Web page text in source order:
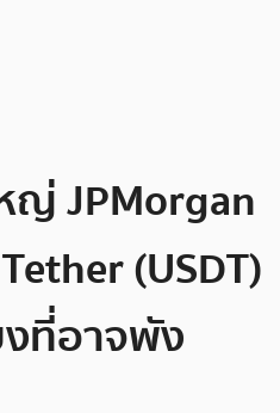
ญ่ JPMorgan
(USDT)
งที่อาจพัง